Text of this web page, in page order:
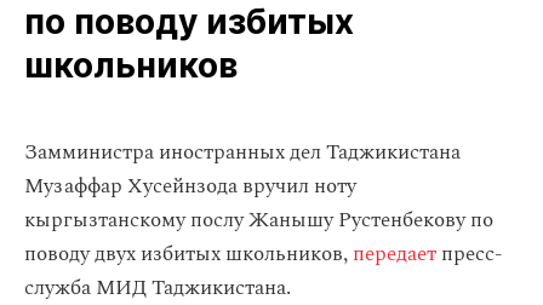
по поводу избитых
школьников
Замминистра иностранных дел Таджикистана
Музаффар Хусейнзода вручил ноту
кыргызтанскому послу Жанышу Рустенбекову по
поводу двух избитых школьников,передаетпресс-
служба МИД Таджикистана.